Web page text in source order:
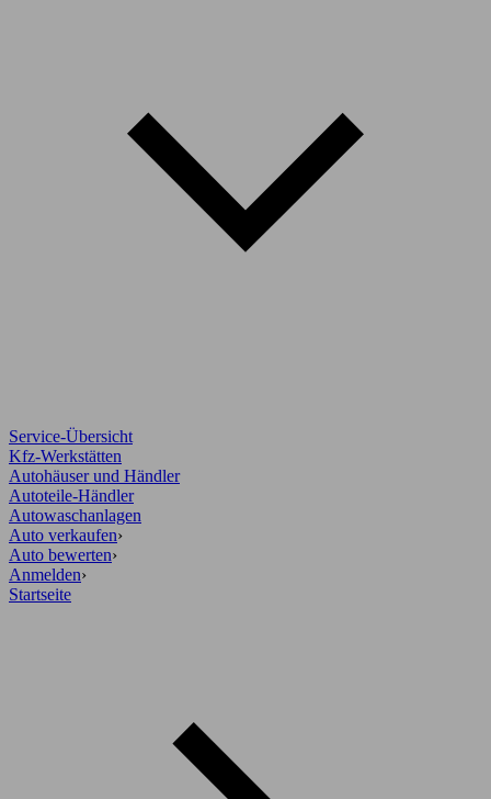
Service-Übersicht
Kfz-Werkstätten
Autohäuser und Händler
Autoteile-Händler
Autowaschanlagen
Auto verkaufen›
Auto bewerten›
Anmelden›
Startseite